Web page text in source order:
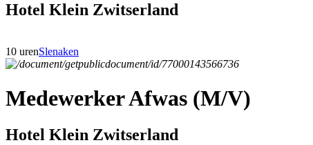
Hotel Klein Zwitserland
10 urenSlenaken
Medewerker Afwas (M/V)
Hotel Klein Zwitserland